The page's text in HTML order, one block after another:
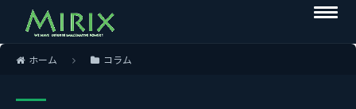
ホーム コラム